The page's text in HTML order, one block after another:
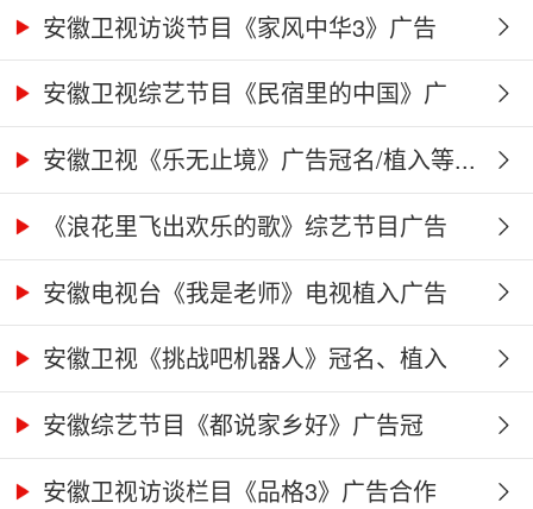
名、...
安徽卫视访谈节目《家风中华3》广告
合...安徽卫视综艺节目《民宿里的中国》广
告...安徽卫视《乐无止境》广告冠名/植入等...
《浪花里飞出欢乐的歌》综艺节目广告
冠...安徽电视台《我是老师》电视植入广告
价...安徽卫视《挑战吧机器人》冠名、植入
广...安徽综艺节目《都说家乡好》广告冠
名、...
安徽卫视访谈栏目《品格3》广告合作